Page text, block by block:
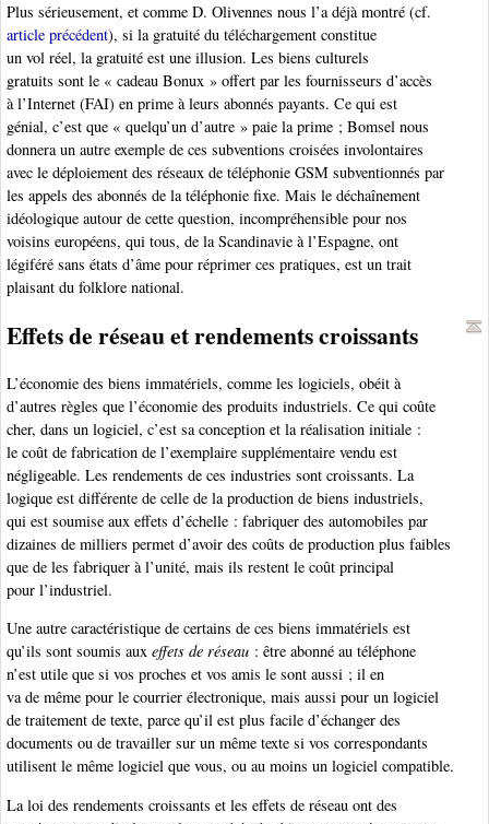
Plus sérieusement, et comme D. Olivennes nous l’a déjà montré (cf.
article précédent), si la gratuité du téléchargement constitue
un vol réel, la gratuité est une illusion. Les biens culturels
gratuits sont le « cadeau Bonux » offert par les fournisseurs d’accès
à l’Internet (FAI) en prime à leurs abonnés payants. Ce qui est
génial, c’est que « quelqu’un d’autre » paie la prime ; Bomsel nous
donnera un autre exemple de ces subventions croisées involontaires
avec le déploiement des réseaux de téléphonie GSM subventionnés par
les appels des abonnés de la téléphonie fixe. Mais le déchaînement
idéologique autour de cette question, incompréhensible pour nos
voisins européens, qui tous, de la Scandinavie à l’Espagne, ont
légiféré sans états d’âme pour réprimer ces pratiques, est un trait
plaisant du folklore national.
Effets de réseau et rendements croissants
L’économie des biens immatériels, comme les logiciels, obéit à
d’autres règles que l’économie des produits industriels. Ce qui coûte
cher, dans un logiciel, c’est sa conception et la réalisation initiale :
le coût de fabrication de l’exemplaire supplémentaire vendu est
négligeable. Les rendements de ces industries sont croissants. La
logique est différente de celle de la production de biens industriels,
qui est soumise aux effets d’échelle : fabriquer des automobiles par
dizaines de milliers permet d’avoir des coûts de production plus faibles
que de les fabriquer à l’unité, mais ils restent le coût principal
pour l’industriel.
Une autre caractéristique de certains de ces biens immatériels est
qu’ils sont soumis aux effets de réseau : être abonné au téléphone
n’est utile que si vos proches et vos amis le sont aussi ; il en
va de même pour le courrier électronique, mais aussi pour un logiciel
de traitement de texte, parce qu’il est plus facile d’échanger des
documents ou de travailler sur un même texte si vos correspondants
utilisent le même logiciel que vous, ou au moins un logiciel compatible.
La loi des rendements croissants et les effets de réseau ont des